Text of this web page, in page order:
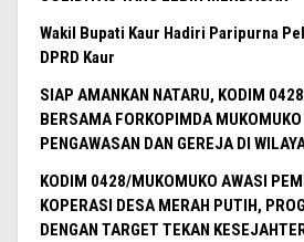
Wakil Bupati Kaur Hadiri Paripurna
DPRD Kaur
SIAP AMANKAN NATARU, KODIM
BERSAMA FORKOPIMDA
PENGAWASAN DAN GEREJA DI
KODIM 0428/MUKOMUKO AWASI
KOPERASI DESA MERAH PUTIH,
DENGAN TARGET TEKAN